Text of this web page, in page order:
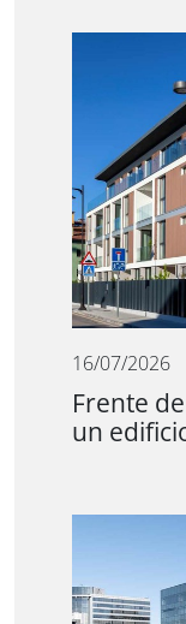
16/07/2026
Frente
un